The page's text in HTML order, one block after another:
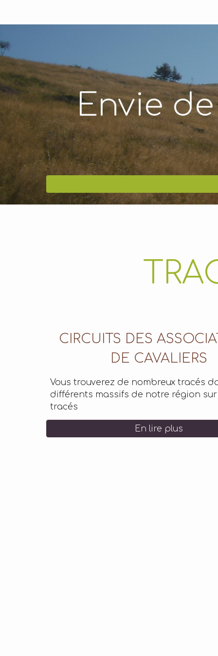
Envie
CIRCUITS DES
DE CAVALIERS
Vous trouverez de nombreux tracés
différents massifs de notre région
tracés
En lire plus